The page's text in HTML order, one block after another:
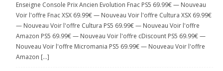
Enseigne Console Prix Ancien Evolution Fnac PS5 69.99€ — Nouveau
Voir l'offre Fnac XSX 69.99€ — Nouveau Voir l'offre Cultura XSX 69.99€
— Nouveau Voir l'offre Cultura PS5 69.99€ — Nouveau Voir l'offre
Amazon PS5 69.99€ — Nouveau Voir l'offre cDiscount PS5 69.99€ —
Nouveau Voir l'offre Micromania PS5 69.99€ — Nouveau Voir l'offre
Amazon […]